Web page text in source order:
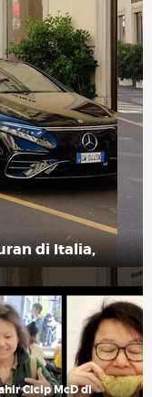
di Italia,
Cicip McD di